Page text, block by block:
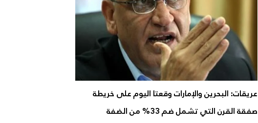
عريقات: البحرين والإمارات وقعتا اليوم على خريطة
صفقة القرن التي تشمل ضم 33% من الضفة